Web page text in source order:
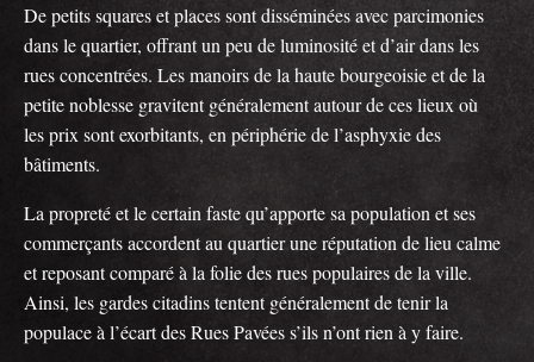
De petits squares et places sont disséminées avec parcimonies
dans le quartier, offrant un peu de luminosité et d’air dans les
rues concentrées. Les manoirs de la haute bourgeoisie et de la
petite noblesse gravitent généralement autour de ces lieux où
les prix sont exorbitants, en périphérie de l’asphyxie des
bâtiments.
La propreté et le certain faste qu’apporte sa population et ses
commerçants accordent au quartier une réputation de lieu calme
et reposant comparé à la folie des rues populaires de la ville.
Ainsi, les gardes citadins tentent généralement de tenir la
populace à l’écart des Rues Pavées s’ils n’ont rien à y faire.